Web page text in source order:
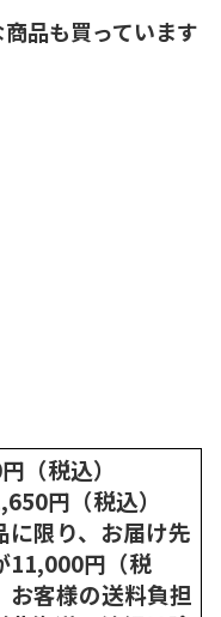
品も買っています
（税込）
円（税込）
に限り、お届け先
11,000円（税
客様の送料負担